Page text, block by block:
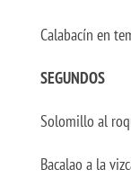
Calabacín en
SEGUNDOS
Solomillo al
Bacalao a la